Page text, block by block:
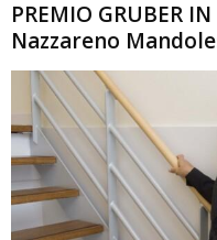
PREMIO GRUBER
Nazzareno